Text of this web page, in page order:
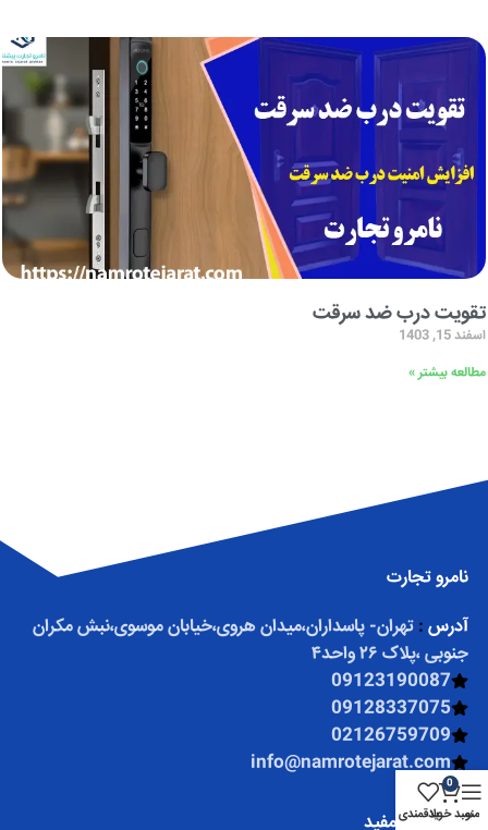
تقویت درب ضد سرقت
اسفند 15, 1403
مطالعه بیشتر »
نامرو تجارت
آدرس : تهران- پاسداران،میدان هروی،خیابان موسوی،نبش مکران
جنوبی ،پلاک ۲۶ واحد۴
09123190087
09128337075
02126759709
info@namrotejarat.com
لینک های مفیدمنو
0
سبد خریدعلاقمندی